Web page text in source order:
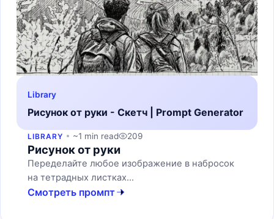
Library
Рисунок от руки - Скетч | Prompt Generator
LIBRARY ~1 min read 209
Рисунок от руки
Переделайте любое изображение в набросок
на тетрадных листках...
Смотреть промпт